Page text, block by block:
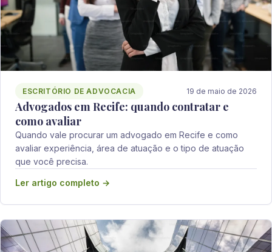
ESCRITÓRIO DE ADVOCACIA 19 de maio de 2026
Advogados em Recife: quando contratar e
como avaliar
Quando vale procurar um advogado em Recife e como
avaliar experiência, área de atuação e o tipo de atuação
que você precisa.
Ler artigo completo →